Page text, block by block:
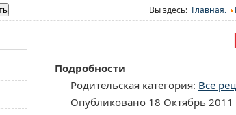
Вы здесь: Главная.
Подробности
Родительская категория: Все
Опубликовано 18 Октябрь 2011